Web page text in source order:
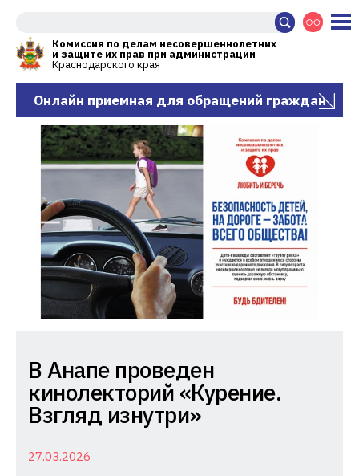
Комиссия по делам несовершеннолетних
и защите их прав при администрации
Краснодарского края
Онлайн приемная для обращений граждан
Комиссия
по
делам
несовершеннолетних
и
В Анапе проведен
кинолекторий «Курение.
Взгляд изнутри»
27.03.2026